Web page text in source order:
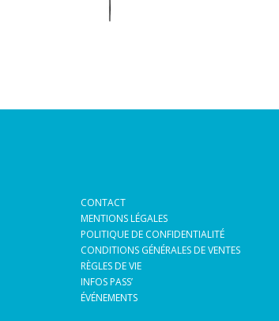
CONTACT
MENTIONS LÉGALES
POLITIQUE DE CONFIDENTIALITÉ
CONDITIONS GÉNÉRALES DE VENTES
RÈGLES DE VIE
INFOS PASS’
ÉVÉNEMENTS